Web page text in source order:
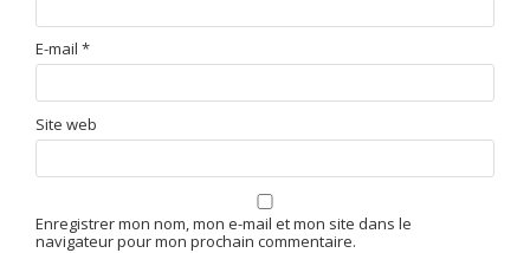
E-mail *
Site web
Enregistrer mon nom, mon e-mail et mon site dans le
navigateur pour mon prochain commentaire.